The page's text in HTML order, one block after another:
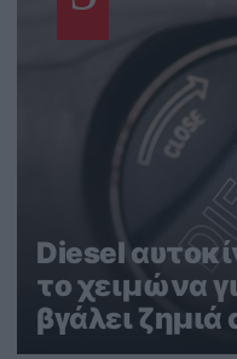
Diesel
το χειμώνα
βγάλει